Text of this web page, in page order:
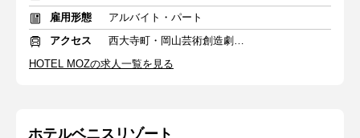
雇用形態
アルバイト・パート
アクセス
西大寺町・岡山芸術創造劇場ハレノワ前駅 徒歩5分
HOTEL MOZの求人一覧を見る
ホテルベニスリゾート